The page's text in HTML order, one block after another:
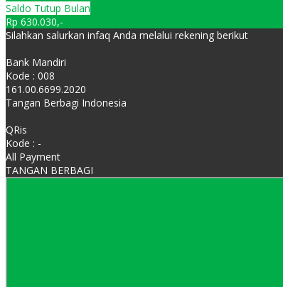
Saldo Tutup Bulan
Rp 630.030,-
Silahkan salurkan infaq Anda melalui rekening berikut
Bank Mandiri
Kode : 008
161.00.6699.2020
Tangan Berbagi Indonesia
QRis
Kode : -
All Payment
TANGAN BERBAGI